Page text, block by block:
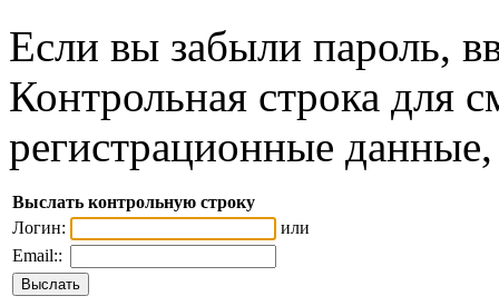
Если вы забыли пароль,
Контрольная строка для
регистрационные
Выслать контрольную строку
Логин:
или
Email::